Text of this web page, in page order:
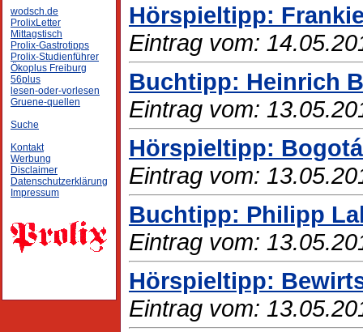
wodsch.de
ProlixLetter
Mittagstisch
Prolix-Gastrotipps
Prolix-Studienführer
Ökoplus Freiburg
56plus
lesen-oder-vorlesen
Gruene-quellen
Suche
Kontakt
Werbung
Disclaimer
Datenschutzerklärung
Impressum
Hörspieltipp:
Eintrag vom:
Buchtipp: Heinrich
Eintrag vom:
Hörspieltipp:
Eintrag vom:
Buchtipp: Philipp
Eintrag vom:
Hörspieltipp:
Eintrag vom: